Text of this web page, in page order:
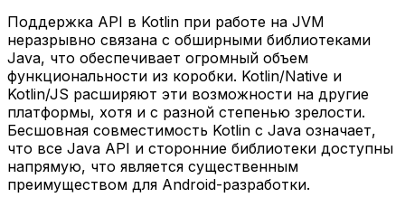
Поддержка API в Kotlin при работе на JVM
неразрывно связана с обширными библиотеками
Java, что обеспечивает огромный объем
функциональности из коробки. Kotlin/Native и
Kotlin/JS расширяют эти возможности на другие
платформы, хотя и с разной степенью зрелости.
Бесшовная совместимость Kotlin с Java означает,
что все Java API и сторонние библиотеки доступны
напрямую, что является существенным
преимуществом для Android-разработки.